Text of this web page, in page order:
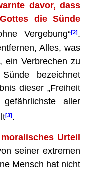
davor, dass
die Sünde
Vergebung“[2].
Alles, was
ein Verbrechen zu
bezeichnet
dieser „Freiheit
aller
[3].
Urteil
seiner extremen
Mensch hat nicht